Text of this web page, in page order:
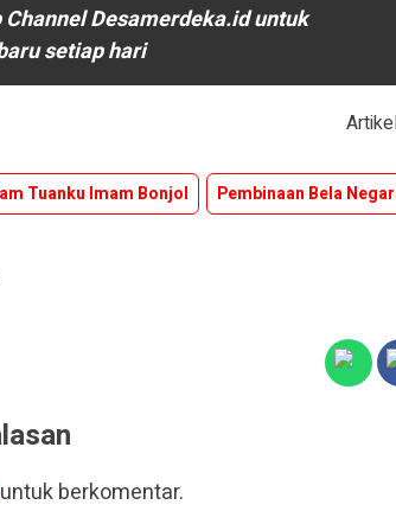
Desamerdeka.id untuk
setiap hari
Tuanku Imam Bonjol Pembinaan Bela
untuk berkomentar.